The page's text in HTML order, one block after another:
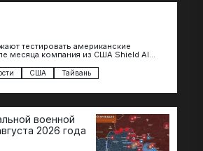
тестировать американские
месяца компания из США Shield AI
США Тайвань
военной
2026 года